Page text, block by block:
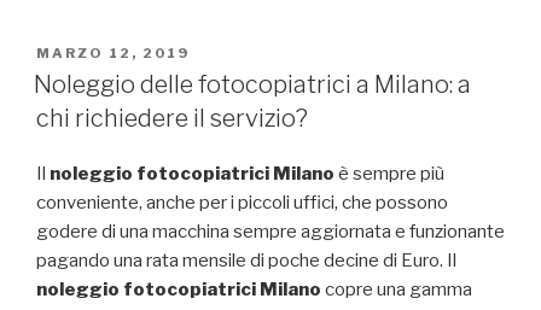
PUBBLICATO
IL
MARZO 12, 2019
Noleggio delle fotocopiatrici a Milano: a
chi richiedere il servizio?
Il noleggio fotocopiatrici Milano è sempre più
conveniente, anche per i piccoli uffici, che possono
godere di una macchina sempre aggiornata e funzionante
pagando una rata mensile di poche decine di Euro. Il
noleggio fotocopiatrici Milano copre una gamma